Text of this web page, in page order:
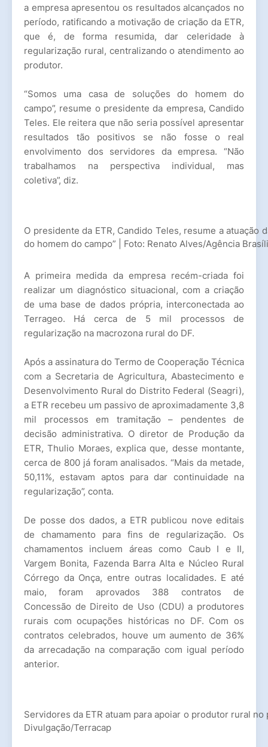
a empresa apresentou os resultados alcançados no
período, ratificando a motivação de criação da ETR,
que é, de forma resumida, dar celeridade à
regularização rural, centralizando o atendimento ao
produtor.
“Somos uma casa de soluções do homem do
campo”, resume o presidente da empresa, Candido
Teles. Ele reitera que não seria possível apresentar
resultados tão positivos se não fosse o real
envolvimento dos servidores da empresa. “Não
trabalhamos na perspectiva individual, mas
coletiva”, diz.
O presidente da ETR, Candido Teles, resume a atuação
do homem do campo” | Foto: Renato Alves/Agência
A primeira medida da empresa recém-criada foi
realizar um diagnóstico situacional, com a criação
de uma base de dados própria, interconectada ao
Terrageo. Há cerca de 5 mil processos de
regularização na macrozona rural do DF.
Após a assinatura do Termo de Cooperação Técnica
com a Secretaria de Agricultura, Abastecimento e
Desenvolvimento Rural do Distrito Federal (Seagri),
a ETR recebeu um passivo de aproximadamente 3,8
mil processos em tramitação – pendentes de
decisão administrativa. O diretor de Produção da
ETR, Thulio Moraes, explica que, desse montante,
cerca de 800 já foram analisados. “Mais da metade,
50,11%, estavam aptos para dar continuidade na
regularização”, conta.
De posse dos dados, a ETR publicou nove editais
de chamamento para fins de regularização. Os
chamamentos incluem áreas como Caub I e II,
Vargem Bonita, Fazenda Barra Alta e Núcleo Rural
Córrego da Onça, entre outras localidades. E até
maio, foram aprovados 388 contratos de
Concessão de Direito de Uso (CDU) a produtores
rurais com ocupações históricas no DF. Com os
contratos celebrados, houve um aumento de 36%
da arrecadação na comparação com igual período
anterior.
Servidores da ETR atuam para apoiar o produtor rural
Divulgação/Terracap